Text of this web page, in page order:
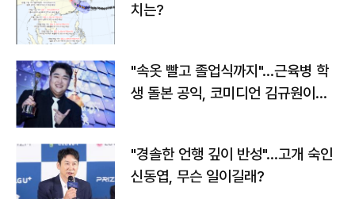
치는?
"속옷 빨고 졸업식까지"…근육병 학
생 돌본 공익, 코미디언 김규원이었
"경솔한 언행 깊이 반성"…고개 숙인
신동엽, 무슨 일이길래?